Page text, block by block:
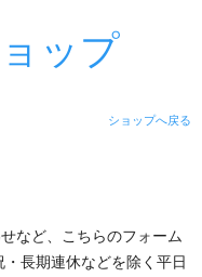
ップ
ショップへ戻る
など、こちらのフォーム
長期連休などを除く平日